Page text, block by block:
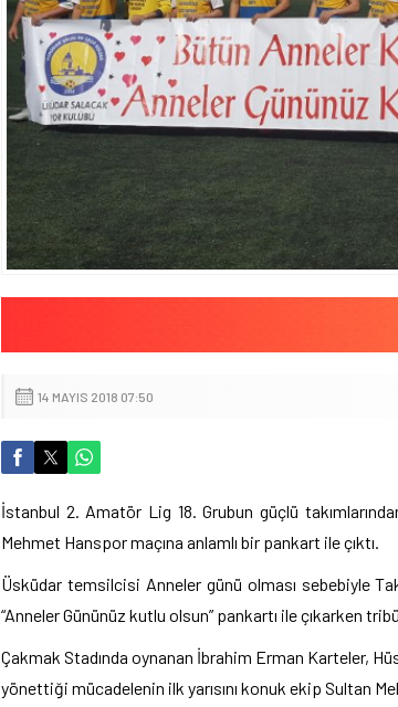
14 MAYIS 2018 07:50
İstanbul 2. Amatör Lig 18. Grubun güçlü
Mehmet Hanspor maçına anlamlı bir pankart ile çıktı.
Üsküdar temsilcisi Anneler günü olması sebebiyle
“Anneler Gününüz kutlu olsun” pankartı ile çıkarken
Çakmak Stadında oynanan İbrahim Erman Karteler,
yönettiği mücadelenin ilk yarısını konuk ekip Sultan